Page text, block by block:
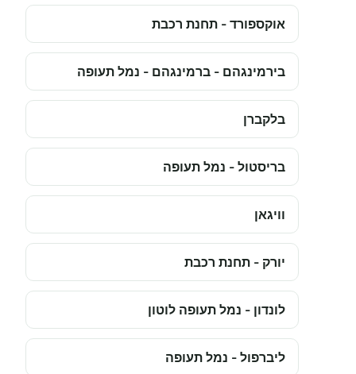
אוקספורד - תחנת רכבת
בירמינגהם - ברמינגהם - נמל תעופה
בלקברן
בריסטול - נמל תעופה
וויגאן
יורק - תחנת רכבת
לונדון - נמל תעופה לוטון
ליברפול - נמל תעופה